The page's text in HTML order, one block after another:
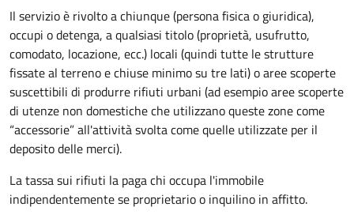
Il servizio è rivolto a chiunque (persona fisica o giuridica),
occupi o detenga, a qualsiasi titolo (proprietà, usufrutto,
comodato, locazione, ecc.) locali (quindi tutte le strutture
fissate al terreno e chiuse minimo su tre lati) o aree scoperte
suscettibili di produrre rifiuti urbani (ad esempio aree scoperte
di utenze non domestiche che utilizzano queste zone come
“accessorie” all'attività svolta come quelle utilizzate per il
deposito delle merci).
La tassa sui rifiuti la paga chi occupa l'immobile
indipendentemente se proprietario o inquilino in affitto.